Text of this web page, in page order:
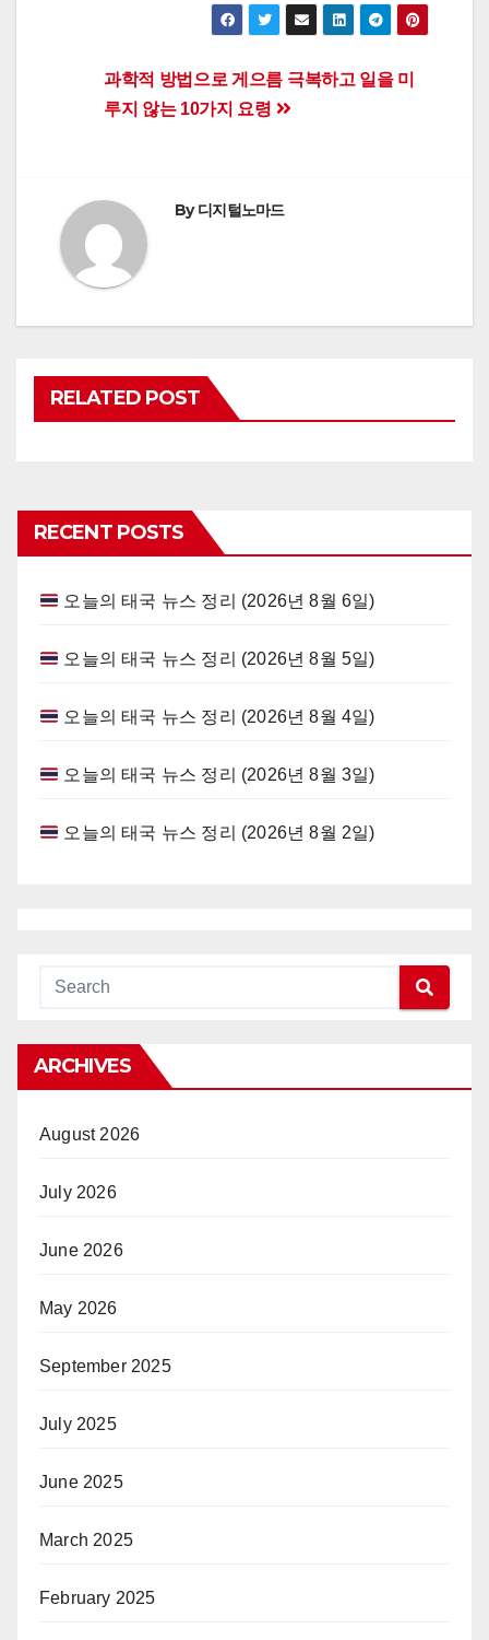
Post
navigation
과학적 방법으로 게으름 극복하고 일을 미
루지 않는 10가지 요령
By디지털노마드
RELATED POST
RECENT POSTS
오늘의 태국 뉴스 정리 (2026년 8월 6일)
오늘의 태국 뉴스 정리 (2026년 8월 5일)
오늘의 태국 뉴스 정리 (2026년 8월 4일)
오늘의 태국 뉴스 정리 (2026년 8월 3일)
오늘의 태국 뉴스 정리 (2026년 8월 2일)
ARCHIVES
August 2026
July 2026
June 2026
May 2026
September 2025
July 2025
June 2025
March 2025
February 2025